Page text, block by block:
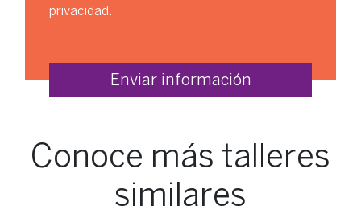
privacidad
Conoce más talleres
similares